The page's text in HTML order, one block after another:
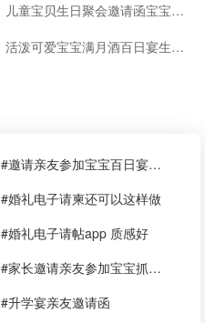
儿童宝贝生日聚会邀请函宝宝生日宴满月宴百日宴
活泼可爱宝宝满月酒百日宴生日宴周岁宴邀请函
#邀请亲友参加宝宝百日宴邀请函范文
#婚礼电子请柬还可以这样做
#婚礼电子请帖app 质感好
#家长邀请亲友参加宝宝抓周请柬
#升学宴亲友邀请函